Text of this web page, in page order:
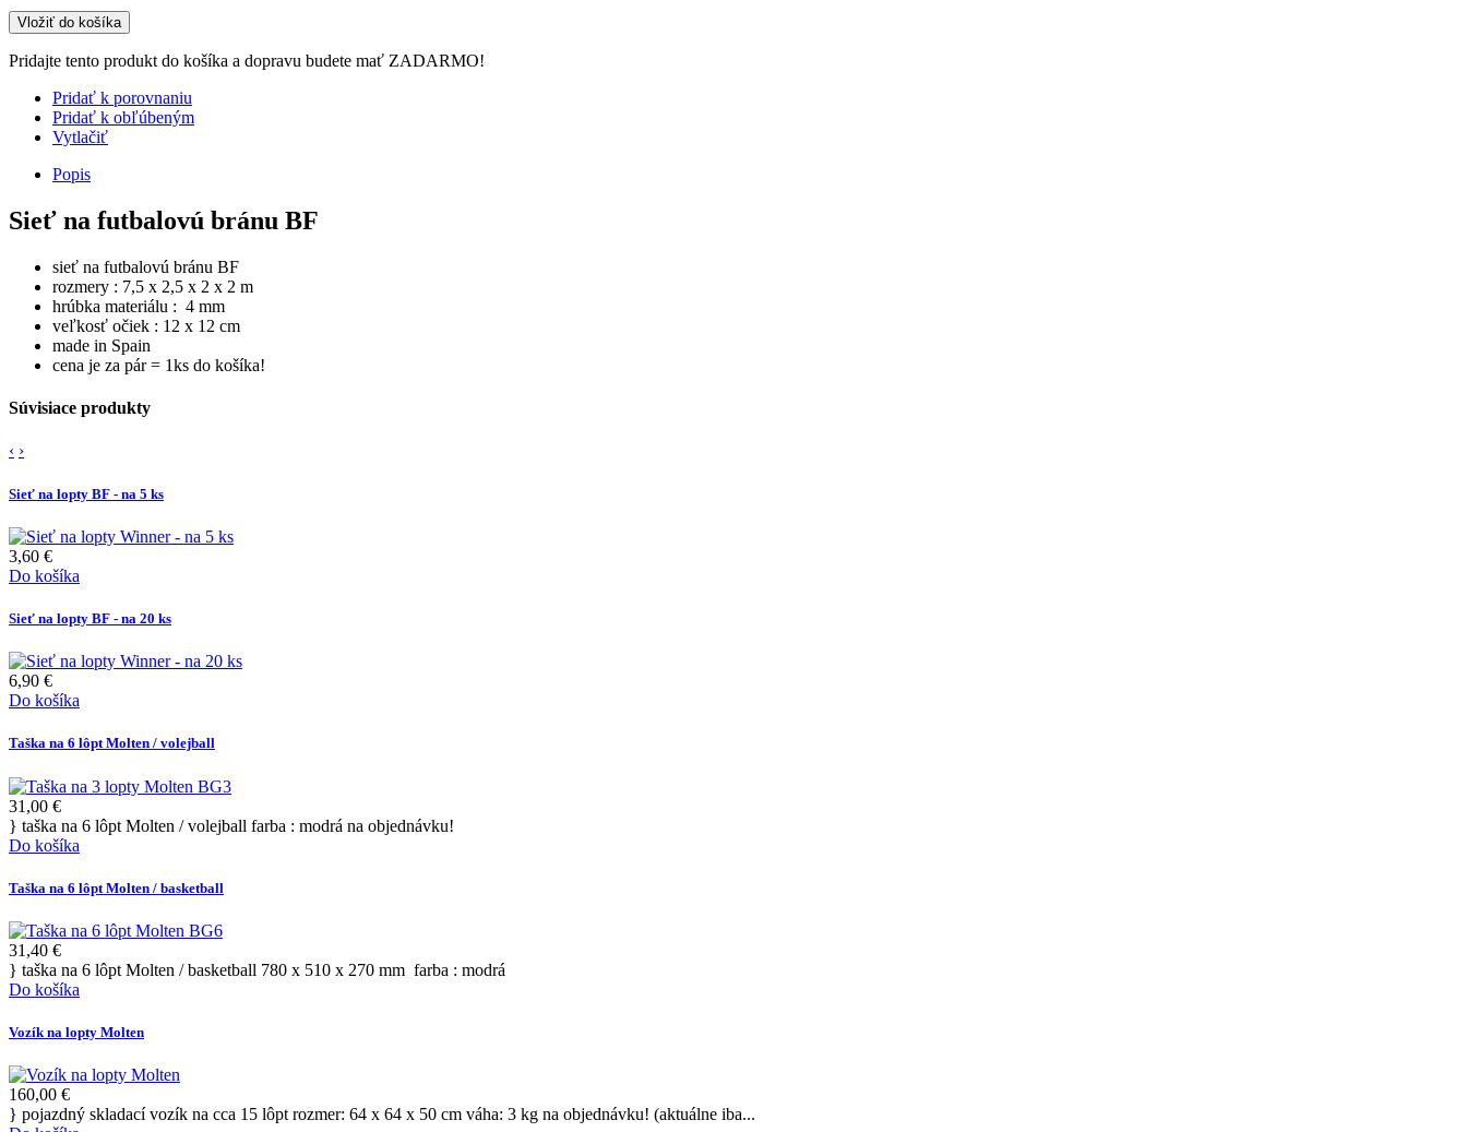
Vložiť do košíka
Pridajte tento produkt do košíka a dopravu budete mať ZADARMO!
Pridať k porovnaniu
Pridať k obľúbeným
Vytlačiť
Popis
Sieť na futbalovú bránu BF
sieť na futbalovú bránu BF
rozmery : 7,5 x 2,5 x 2 x 2 m
hrúbka materiálu : 4 mm
veľkosť očiek : 12 x 12 cm
made in Spain
cena je za pár = 1ks do košíka!
Súvisiace produkty
‹ ›
Sieť na lopty BF - na 5 ks
3,60 €
Do košíka
Sieť na lopty BF - na 20 ks
6,90 €
Do košíka
Taška na 6 lôpt Molten / volejball
31,00 €
} taška na 6 lôpt Molten / volejball farba : modrá na objednávku!
Do košíka
Taška na 6 lôpt Molten / basketball
31,40 €
} taška na 6 lôpt Molten / basketball 780 x 510 x 270 mm farba : modrá
Do košíka
Vozík na lopty Molten
160,00 €
} pojazdný skladací vozík na cca 15 lôpt rozmer: 64 x 64 x 50 cm váha: 3 kg na objednávku! (aktuálne iba...